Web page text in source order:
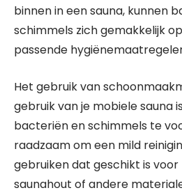
binnen in een sauna, kunnen
schimmels zich gemakkelijk
passende
Het gebruik van
gebruik van je mobiele sauna
bacteriën en schimmels te
raadzaam om een mild
gebruiken dat geschikt is
saunahout of andere